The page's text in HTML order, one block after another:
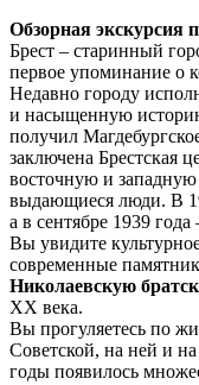
Обзорная экскурсия
Брест – старинный
первое упоминание о
Недавно городу
и насыщенную
получил
заключена Брестская
восточную и
выдающиеся люди. В
а в сентябре 1939
Вы увидите
современные
Николаевскую
ХХ века.
Вы прогуляетесь по
Советской, на ней и
годы появилось